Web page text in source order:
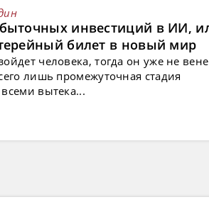
инвестиций в ИИ,
билет в новый мир
человека, тогда он уже не
лишь промежуточная стадия
вытека...